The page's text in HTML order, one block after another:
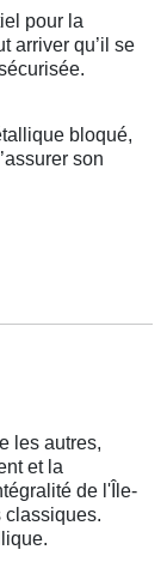
pour la
arriver qu’il se
bloqué,
son
les autres,
et la
de l'Île-
classiques.